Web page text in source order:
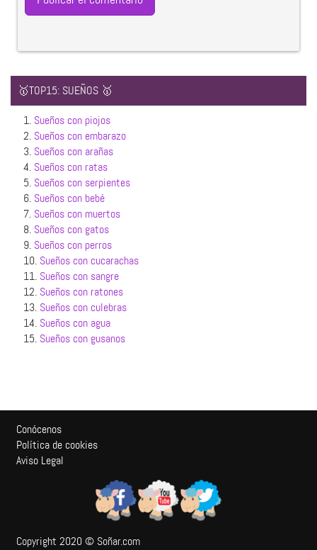
🥇TOP15: SUEÑOS 🥇
1. Sueños con piojos
2. Sueños con embarazo
3. Sueños con arañas
4. Sueños con ratas
5. Sueños con serpientes
6. Sueños con bebé
7. Sueños con muertos
8. Sueños con gatos
9. Sueños con perros
10. Sueños con cucarachas
11. Sueños con sangre
12. Sueños con ratones
13. Sueños con culebras
14. Sueños con agua
15. Sueños con gusanos
Conócenos
Política de cookies
Aviso Legal
Copyright 2020 © Soñar.com